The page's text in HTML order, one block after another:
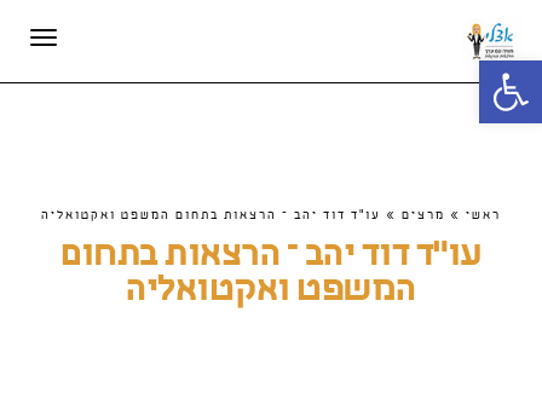
פתח סרגל נגישות
ראשי » מרצים » עו"ד דוד יהב – הרצאות בתחום המשפט ואקטואליה
עו"ד דוד יהב – הרצאות בתחום
המשפט ואקטואליה